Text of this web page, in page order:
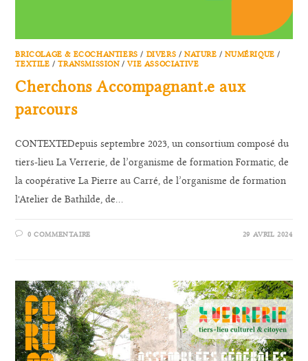
BRICOLAGE & ECOCHANTIERS / DIVERS /NATURE /NUMÉRIQUE /
TEXTILE /TRANSMISSION/VIE ASSOCIATIVE
Cherchons Accompagnant.e aux
parcours
CONTEXTEDepuis septembre 2023, un consortium composé du
tiers-lieu La Verrerie, de l’organisme de formation Formatic, de
la coopérative La Pierre au Carré, de l’organisme de formation
l'Atelier de Bathilde, de…
0 COMMENTAIRE 29 AVRIL 2024